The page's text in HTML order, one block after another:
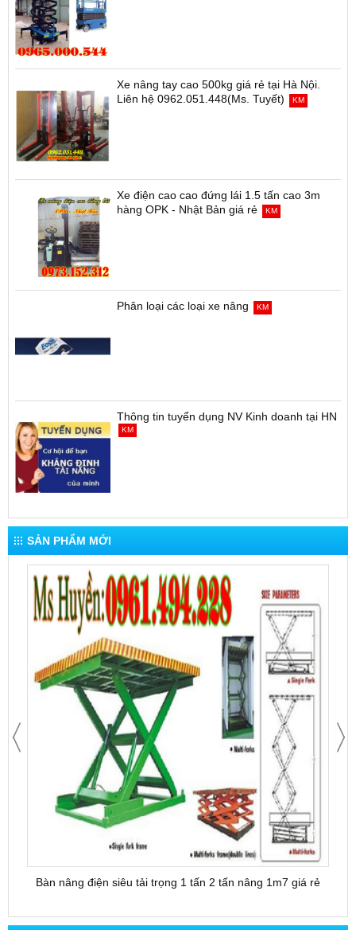
Xe nâng tay cao 500kg giá rẻ tại Hà Nội.
Liên hệ 0962.051.448(Ms. Tuyết)
KM
Xe điện cao cao đứng lái 1.5 tấn cao 3m
hàng OPK - Nhật Bản giá rẻ
KM
Phân loại các loại xe nâng KM
Thông tin tuyển dụng NV Kinh doanh tại HN
KM
SẢN PHẨM MỚI
Bàn nâng điện siêu tải trọng 1 tấn 2 tấn nâng 1m7 giá rẻ